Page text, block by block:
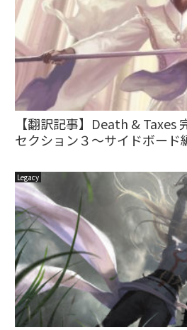
【翻訳記事】Death & Taxes
セクション３～サイドボード
Legacy